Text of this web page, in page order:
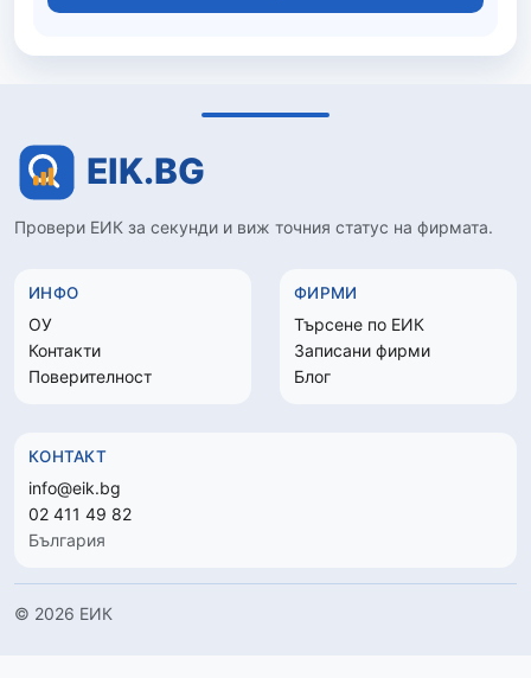
Провери ЕИК за секунди и виж точния статус на фирмата.
ИНФО
ОУ
Контакти
Поверителност
ФИРМИ
Търсене по ЕИК
Записани фирми
Блог
КОНТАКТ
info@eik.bg
02 411 49 82
България
© 2026 ЕИК